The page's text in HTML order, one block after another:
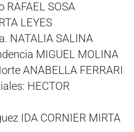
RAFAEL SOSA
LEYES
NATALIA SALINA
MIGUEL MOLINA
ANABELLA FERRARI
HECTOR
IDA CORNIER MIRTA